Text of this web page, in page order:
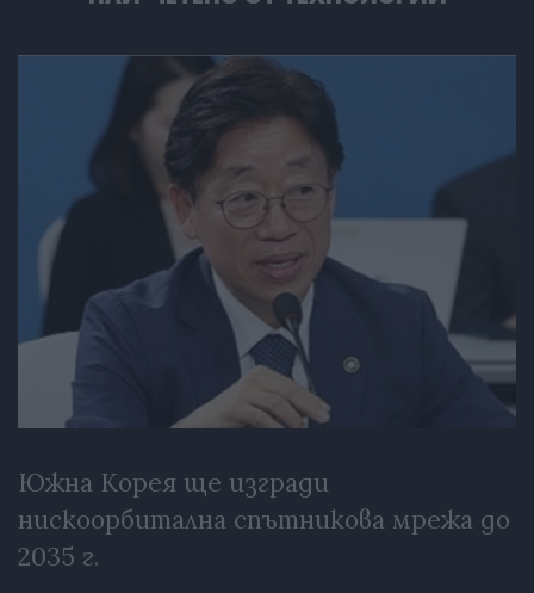
Южна Корея ще изгради
нискоорбитална спътникова мрежа до
2035 г.